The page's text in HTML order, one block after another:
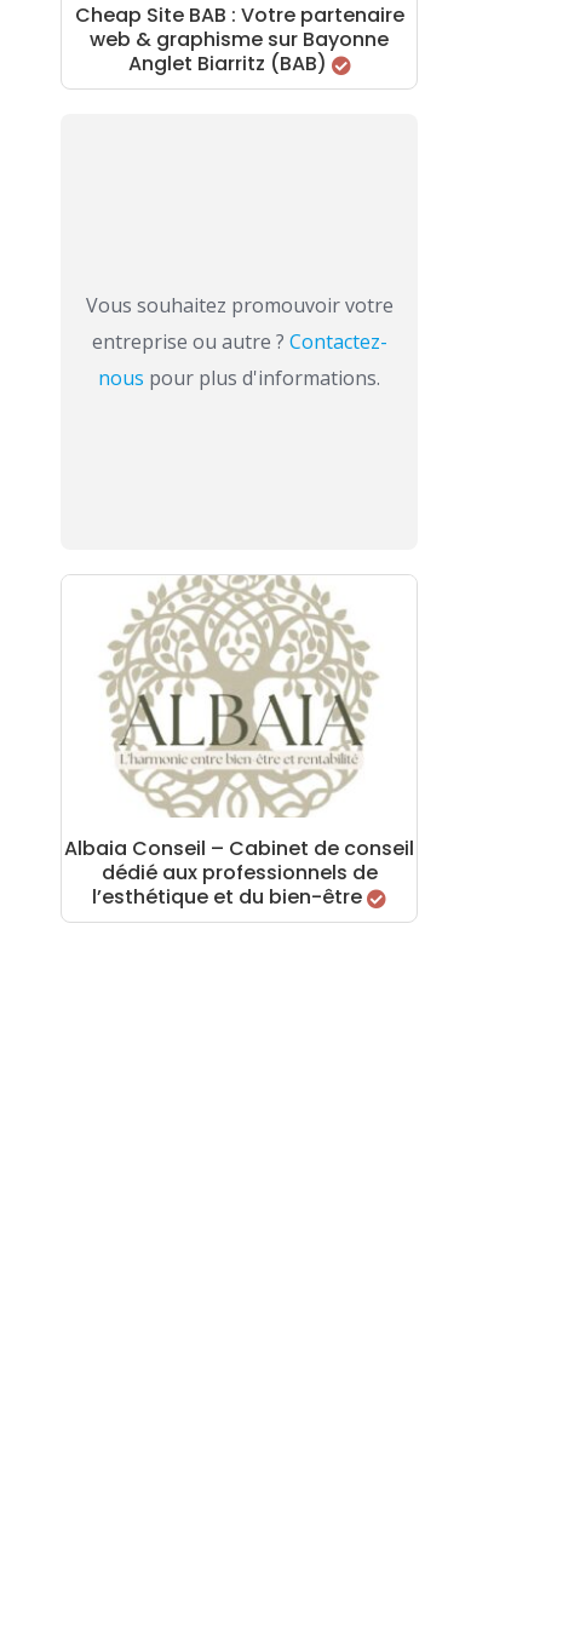
Cheap Site BAB : Votre partenaire
web & graphisme sur Bayonne
Anglet Biarritz (BAB)
Vous souhaitez promouvoir votre
entreprise ou autre ? Contactez-
nous pour plus d'informations.
Albaia Conseil – Cabinet de conseil
dédié aux professionnels de
l’esthétique et du bien-être